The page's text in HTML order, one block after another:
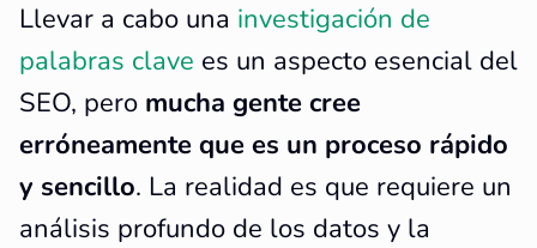
Llevar a cabo una investigación de
palabras clave es un aspecto esencial del
SEO, pero mucha gente cree
erróneamente que es un proceso rápido
y sencillo. La realidad es que requiere un
análisis profundo de los datos y la